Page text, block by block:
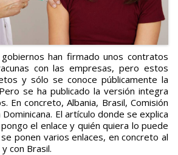
con las empresas, pero estos
y sólo se conoce públicamente la
se ha publicado la versión integra
En concreto, Albania, Brasil, Comisión
El artículo donde se explica
el enlace y quién quiera lo puede
ponen varios enlaces, en concreto al
con Brasil.